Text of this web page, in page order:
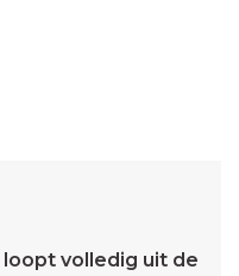
volledig uit de